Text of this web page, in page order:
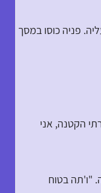
פניה כוסו במסך
הקטנה, אני
"ו'תה בטוח